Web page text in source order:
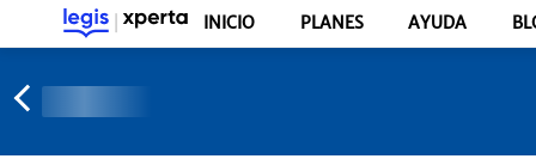
INICIO PLANES AYUDA